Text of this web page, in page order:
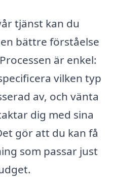
tjänst kan du
bättre förståelse
är enkel:
vilken typ
av, och vänta
dig med sina
gör att du kan få
som passar just